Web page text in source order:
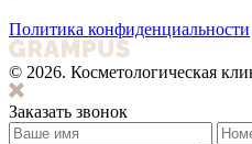
Политика конфиденциальности
© 2026. Косметологическая
Заказать звонок